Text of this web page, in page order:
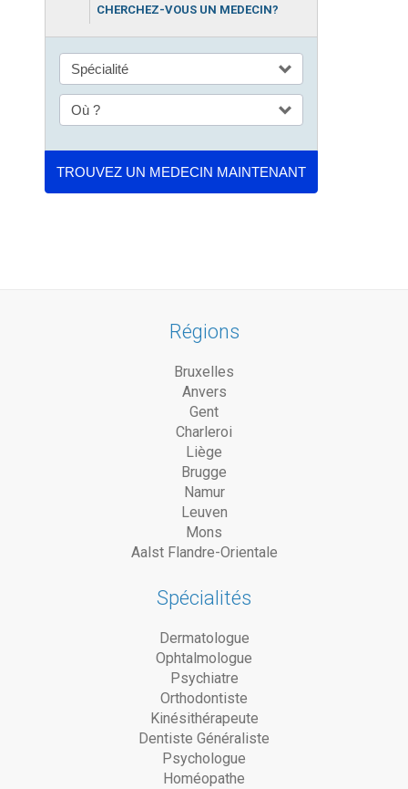
CHERCHEZ-VOUS UN MEDECIN?
Régions
Bruxelles
Anvers
Gent
Charleroi
Liège
Brugge
Namur
Leuven
Mons
Aalst Flandre-Orientale
Spécialités
Dermatologue
Ophtalmologue
Psychiatre
Orthodontiste
Kinésithérapeute
Dentiste Généraliste
Psychologue
Homéopathe